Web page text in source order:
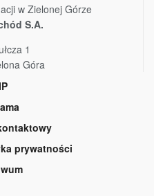
w Zielonej Górze
S.A.
1
Góra
prywatności